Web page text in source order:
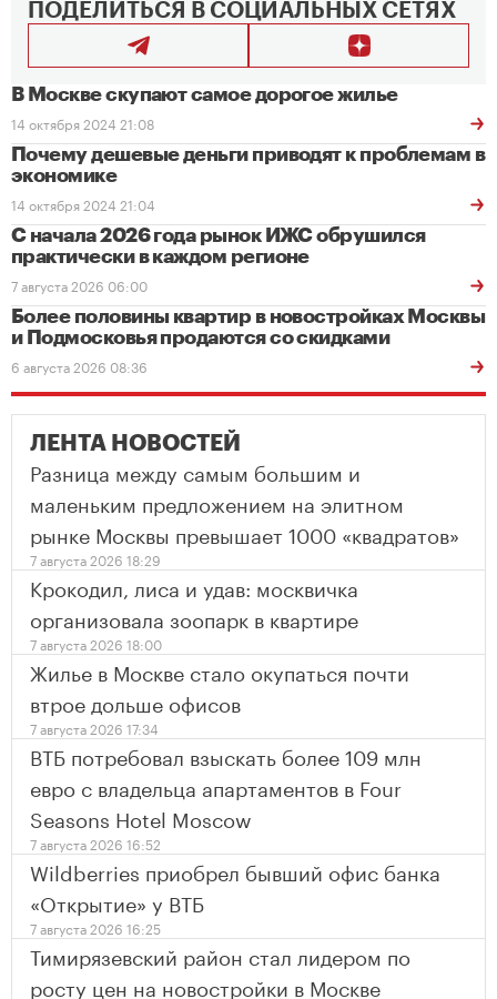
ПОДЕЛИТЬСЯ В СОЦИАЛЬНЫХ СЕТЯХ
В Москве скупают самое дорогое жилье
14 октября 2024 21:08
Почему дешевые деньги приводят к проблемам в
экономике
14 октября 2024 21:04
С начала 2026 года рынок ИЖС обрушился
практически в каждом регионе
7 августа 2026 06:00
Более половины квартир в новостройках Москвы
и Подмосковья продаются со скидками
6 августа 2026 08:36
ЛЕНТА НОВОСТЕЙ
Разница между самым большим и
маленьким предложением на элитном
рынке Москвы превышает 1000 «квадратов»
7 августа 2026 18:29
Крокодил, лиса и удав: москвичка
организовала зоопарк в квартире
7 августа 2026 18:00
Жилье в Москве стало окупаться почти
втрое дольше офисов
7 августа 2026 17:34
ВТБ потребовал взыскать более 109 млн
евро с владельца апартаментов в Four
Seasons Hotel Moscow
7 августа 2026 16:52
Wildberries приобрел бывший офис банка
«Открытие» у ВТБ
7 августа 2026 16:25
Тимирязевский район стал лидером по
росту цен на новостройки в Москве